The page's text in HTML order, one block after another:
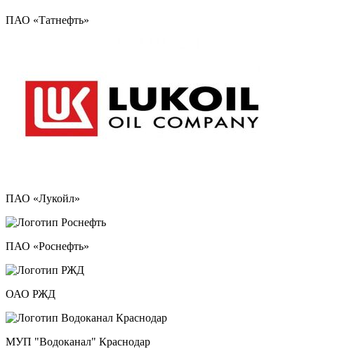
ПАО «Татнефть»
ПАО «Лукойл»
ПАО «Роснефть»
ОАО РЖД
МУП "Водоканал" Краснодар